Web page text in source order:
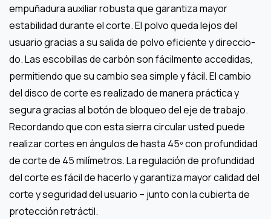
empuñadura auxiliar robusta que garantiza mayor
estabilidad durante el corte. El polvo queda lejos del
usuario gracias a su salida de polvo eficiente y direccio-
do. Las escobillas de carbón son fácilmente accedidas,
permitiendo que su cambio sea simple y fácil. El cambio
del disco de corte es realizado de manera práctica y
segura gracias al botón de bloqueo del eje de trabajo.
Recordando que con esta sierra circular usted puede
realizar cortes en ángulos de hasta 45º con profundidad
de corte de 45 milímetros. La regulación de profundidad
del corte es fácil de hacerlo y garantiza mayor calidad del
corte y seguridad del usuario – junto con la cubierta de
protección retráctil.